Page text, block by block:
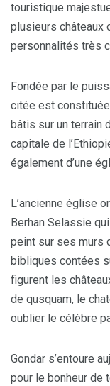
touristique
plusieurs châteaux
personnalités très
Fondée par le
citée est
bâtis sur un terrain
capitale de
également d’une
L’ancienne église
Berhan Selassie
peint sur ses murs
bibliques contées
figurent les
de qusquam, le
oublier le célèbre
Gondar s’entoure
pour le bonheur de